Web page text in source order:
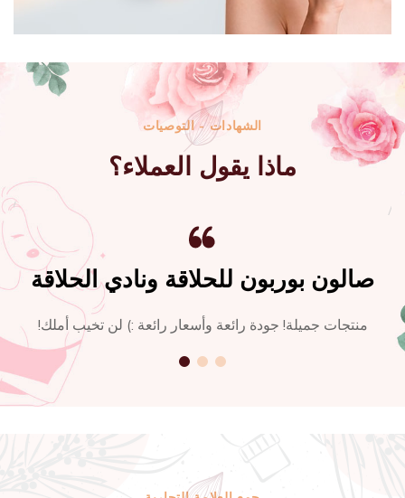
الشهادات - التوصيات
ماذا يقول العملاء؟
صالون بوربون للحلاقة ونادي الحلاقة
منتجات جميلة! جودة رائعة وأسعار رائعة :) لن تخيب أملك!